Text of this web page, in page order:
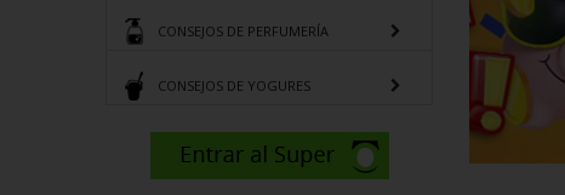
CONSEJOS DE PERFUMERÍA
CONSEJOS DE YOGURES